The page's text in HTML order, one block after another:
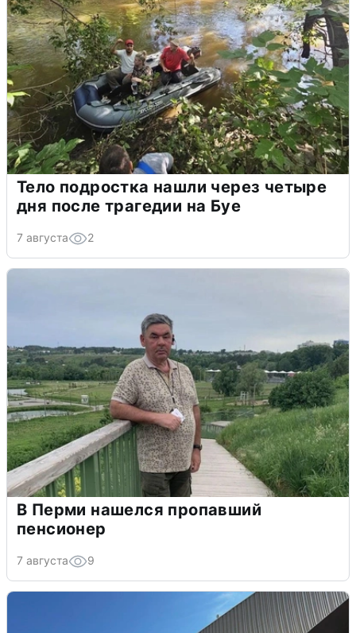
Тело подростка нашли через четыре
дня после трагедии на Буе
7 августа 2
В Перми нашелся пропавший
пенсионер
7 августа 9